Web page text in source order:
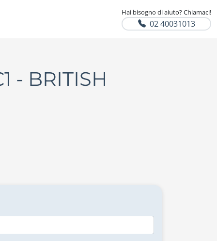
Hai bisogno di aiuto? Chiamaci!
02 40031013
- BRITISH